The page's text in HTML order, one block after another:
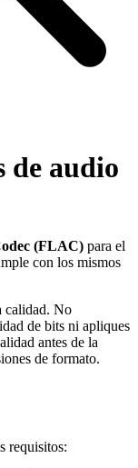
de audio
(FLAC) para el
con los mismos
calidad. No
de bits ni apliques
antes de la
de formato.
requisitos: